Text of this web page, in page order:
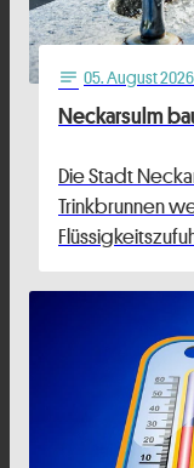
notes 05. August
Neckarsulm
Die Stadt
Trinkbrunnen